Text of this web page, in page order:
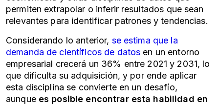
permiten extrapolar o inferir resultados que sean
relevantes para identificar patrones y tendencias.
Considerando lo anterior, se estima que la
demanda de científicos de datos en un entorno
empresarial crecerá un 36% entre 2021 y 2031, lo
que dificulta su adquisición, y por ende aplicar
esta disciplina se convierte en un desafío,
aunque es posible encontrar esta habilidad en